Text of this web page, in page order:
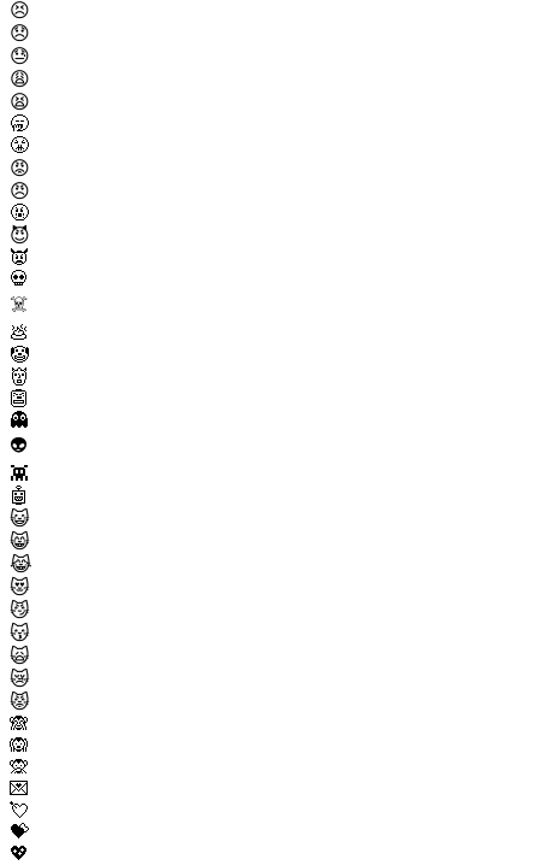
😣
😞
😓
😩
😫
🥱
😤
😡
😠
🤬
😈
👿
💀
☠️
💩
🤡
👹
👺
👻
👽
👾
🤖
😺
😸
😹
😻
😼
😽
🙀
😿
😾
🙈
🙉
🙊
💌
💘
💝
💖